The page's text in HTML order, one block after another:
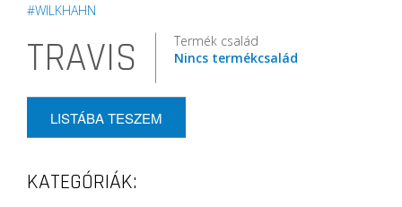
#WILKHAHN
TRAVIS
Termék család
Nincs termékcsalád
LISTÁBA TESZEM
KATEGÓRIÁK: